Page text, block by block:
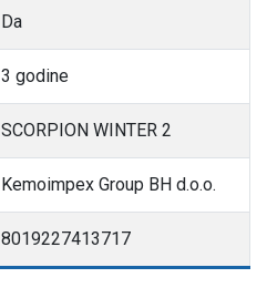
Da
3 godine
SCORPION WINTER 2
Kemoimpex Group BH d.o.o.
8019227413717